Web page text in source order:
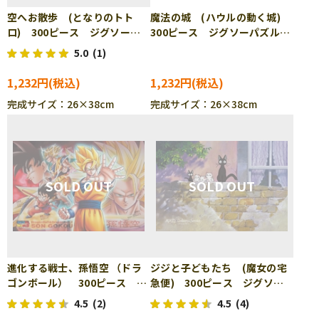
空へお散歩 (となりのトト
ロ) 300ピース ジグソーパ
ズル ENS-300-233
5.0 (1)
1,232円
完成サイズ：26×38cm
魔法の城 (ハウルの動く城)
300ピース ジグソーパズル
1,232円
完成サイズ：26×38cm
進化する戦士、孫悟空 （ドラ
ゴンボール） 300ピース ジ
グソーパズル ENS-300-171
4.5 (2)
ジジと子どもたち (魔女の宅
急便) 300ピース ジグソー
パズル ENS-300-244
4.5 (4)